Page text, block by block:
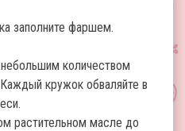
заполните фаршем.
количеством
кружок обваляйте в
растительном масле до